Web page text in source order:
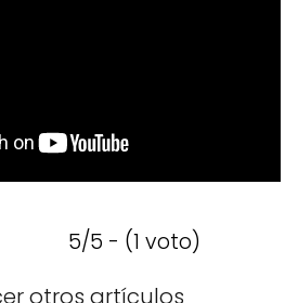
5/5 - (1 voto)
otros artículos